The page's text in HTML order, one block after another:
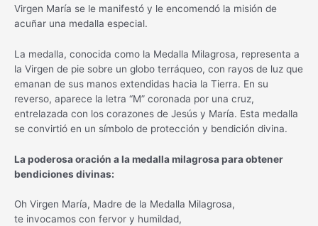
Virgen María se le manifestó y le encomendó la misión de
acuñar una medalla especial.
La medalla, conocida como la Medalla Milagrosa, representa a
la Virgen de pie sobre un globo terráqueo, con rayos de luz que
emanan de sus manos extendidas hacia la Tierra. En su
reverso, aparece la letra “M” coronada por una cruz,
entrelazada con los corazones de Jesús y María. Esta medalla
se convirtió en un símbolo de protección y bendición divina.
La poderosa oración a la medalla milagrosa para obtener
bendiciones divinas:
Oh Virgen María, Madre de la Medalla Milagrosa,
te invocamos con fervor y humildad,